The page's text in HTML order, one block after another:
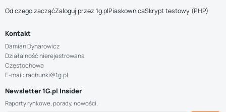
Od czego zacząćZaloguj przez 1g.plPiaskownicaSkrypt testowy (PHP)
Kontakt
Damian Dynarowicz
Działalność nierejestrowana
Częstochowa
E-mail: rachunki@1g.pl
Newsletter 1G.pl Insider
Raporty rynkowe, porady, nowości.